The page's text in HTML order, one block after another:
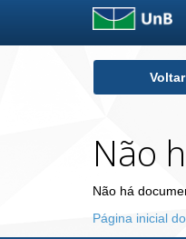
Voltar
Não
Não há
Página inicial